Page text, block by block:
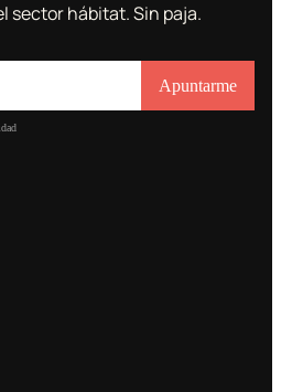
sector hábitat. Sin paja.